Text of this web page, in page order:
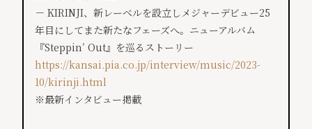
－ KIRINJI、新レーベルを設立しメジャーデビュー25
年目にしてまた新たなフェーズへ。ニューアルバム
『Steppin’ Out』を巡るストーリー
https://kansai.pia.co.jp/interview/music/2023-
10/kirinji.html
※最新インタビュー掲載